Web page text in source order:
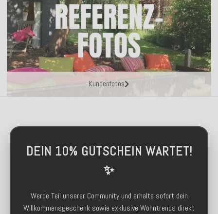
Kundenfotos
DEIN 10% GUTSCHEIN WARTET!
✨
Werde Teil unserer Community und erhalte sofort dein
Willkommensgeschenk sowie exklusive Wohntrends direkt